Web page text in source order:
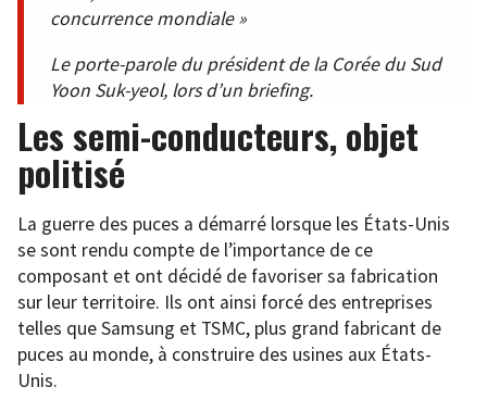
concurrence mondiale »
Le porte-parole du président de la Corée du Sud
Yoon Suk-yeol, lors d’un briefing.
Les semi-conducteurs, objet
politisé
La guerre des puces a démarré lorsque les États-Unis
se sont rendu compte de l’importance de ce
composant et ont décidé de favoriser sa fabrication
sur leur territoire. Ils ont ainsi forcé des entreprises
telles que Samsung et TSMC, plus grand fabricant de
puces au monde, à construire des usines aux États-
Unis.